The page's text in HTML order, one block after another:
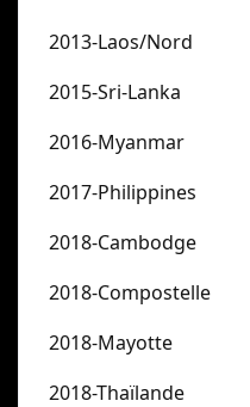
2013-Laos/Nord
2015-Sri-Lanka
2016-Myanmar
2017-Philippines
2018-Cambodge
2018-Compostelle
2018-Mayotte
2018-Thaïlande